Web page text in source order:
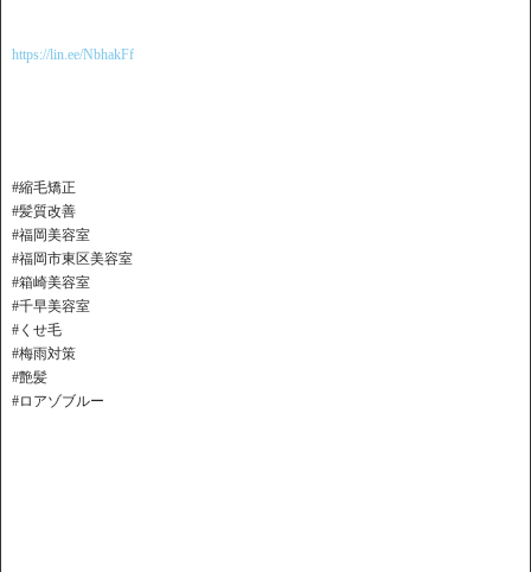
https://lin.ee/NbhakFf
#縮毛矯正
#髪質改善
#福岡美容室
#福岡市東区美容室
#箱崎美容室
#千早美容室
#くせ毛
#梅雨対策
#艶髪
#ロアゾブルー